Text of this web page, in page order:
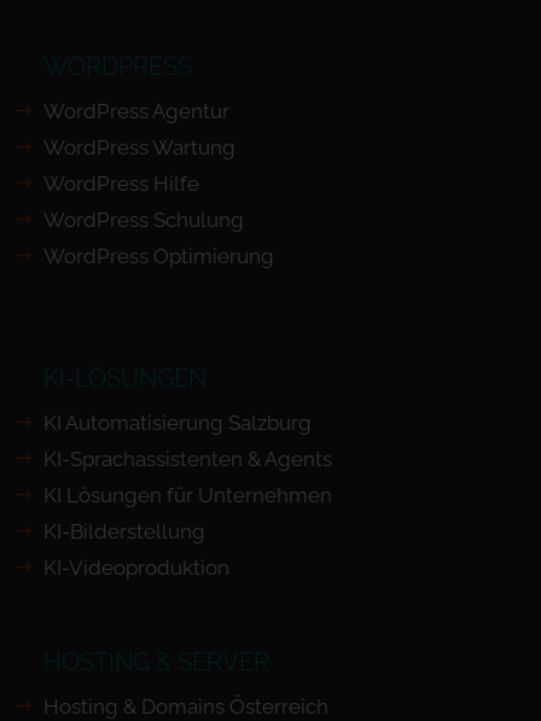
WORDPRESS
WordPress Agentur
WordPress Wartung
WordPress Hilfe
WordPress Schulung
WordPress Optimierung
KI-LÖSUNGEN
KI Automatisierung Salzburg
KI-Sprachassistenten & Agents
KI Lösungen für Unternehmen
KI-Bilderstellung
KI-Videoproduktion
HOSTING & SERVER
Hosting & Domains Österreich